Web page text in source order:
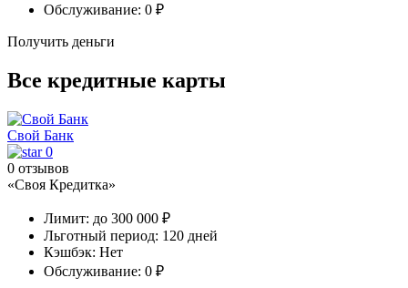
Обслуживание: 0 ₽
Получить деньги
Все кредитные карты
Свой Банк
0
0 отзывов
«Своя Кредитка»
Лимит: до 300 000 ₽
Льготный период: 120 дней
Кэшбэк: Нет
Обслуживание: 0 ₽